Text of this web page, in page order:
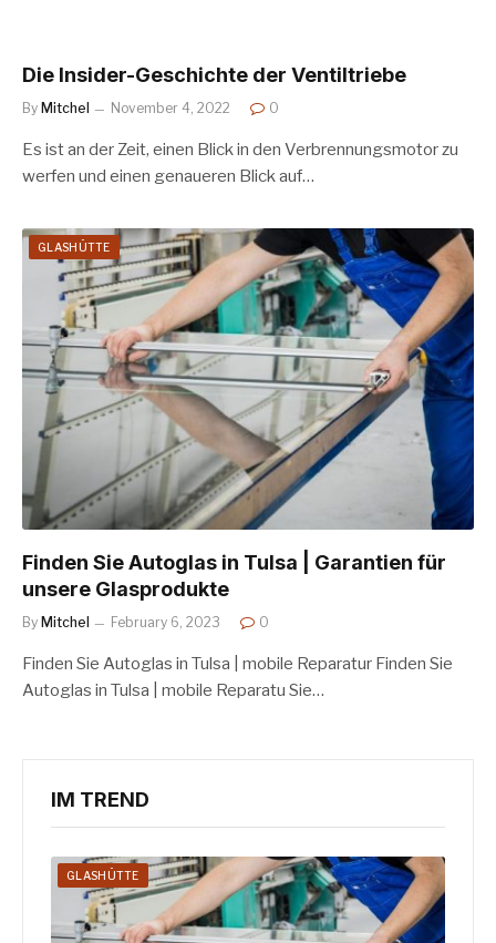
Die Insider-Geschichte der Ventiltriebe
By Mitchel November 4, 2022 0
Es ist an der Zeit, einen Blick in den Verbrennungsmotor zu
werfen und einen genaueren Blick auf…
GLASHÜTTE
Finden Sie Autoglas in Tulsa | Garantien für
unsere Glasprodukte
By Mitchel February 6, 2023 0
Finden Sie Autoglas in Tulsa | mobile Reparatur Finden Sie
Autoglas in Tulsa | mobile Reparatu Sie…
IM TREND
GLASHÜTTE